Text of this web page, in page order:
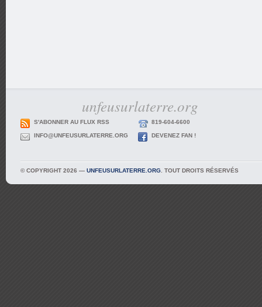
unfeusurlaterre.org
S'ABONNER AU FLUX RSS 819-604-6600
INFO@UNFEUSURLATERRE.ORG DEVENEZ FAN !
© COPYRIGHT 2026 — UNFEUSURLATERRE.ORG . TOUT DROITS RÉSERVÉS